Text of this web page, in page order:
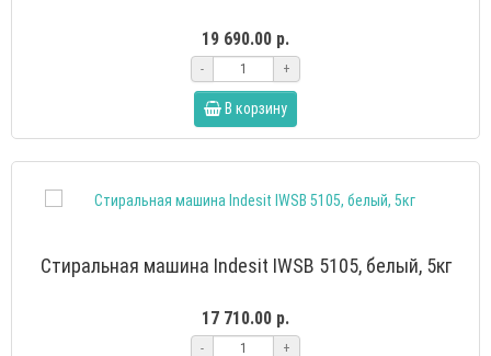
19 690.00 р.
- +
В корзину
Стиральная машина Indesit IWSB 5105, белый, 5кг
17 710.00 р.
- +